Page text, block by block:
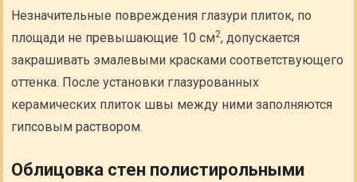
Незначительные повреждения глазури плиток, по
площади не превышающие 10 см2, допускается
закрашивать эмалевыми красками соответствующего
оттенка. После установки глазурованных
керамических плиток швы между ними заполняются
гипсовым раствором.
Облицовка стен полистирольными